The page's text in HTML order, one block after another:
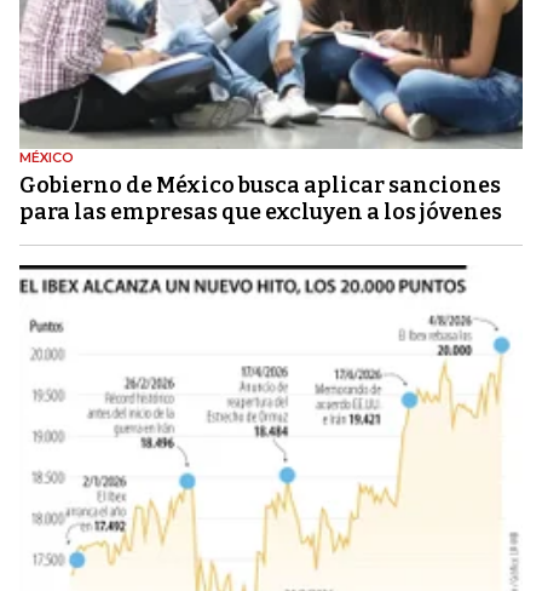
MÉXICO
Gobierno de México busca aplicar sanciones
para las empresas que excluyen a los jóvenes